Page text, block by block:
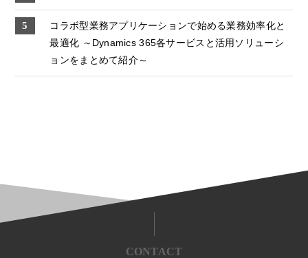
コラボ型業務アプリケーションで始める業務効率化と
最適化 ～Dynamics 365各サービスと活用ソリューシ
ョンをまとめて紹介～
CONTACT